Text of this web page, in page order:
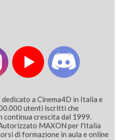
a Cinema4D in Italia e
utenti iscritti che
crescita dal 1999.
MAXON per l'Italia
di formazione in aula e online